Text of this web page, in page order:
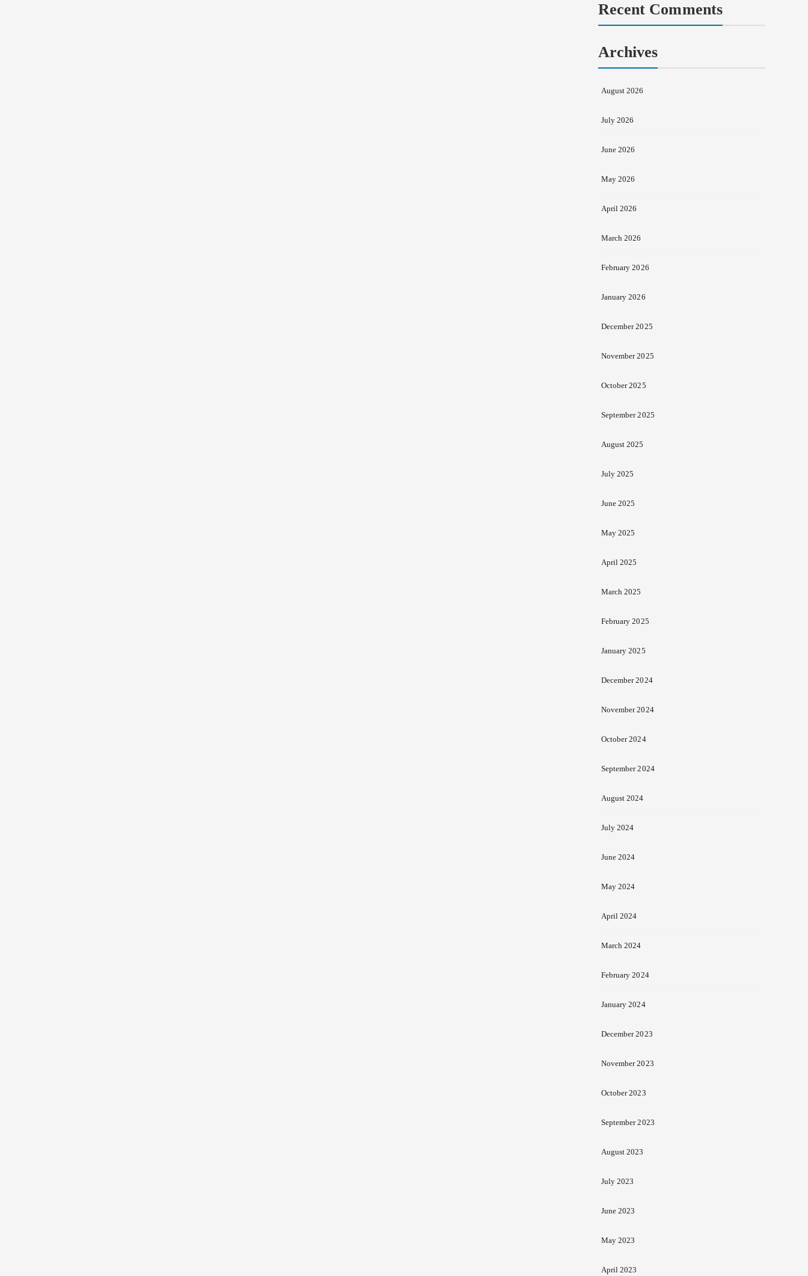
Recent Comments
Archives
August 2026
July 2026
June 2026
May 2026
April 2026
March 2026
February 2026
January 2026
December 2025
November 2025
October 2025
September 2025
August 2025
July 2025
June 2025
May 2025
April 2025
March 2025
February 2025
January 2025
December 2024
November 2024
October 2024
September 2024
August 2024
July 2024
June 2024
May 2024
April 2024
March 2024
February 2024
January 2024
December 2023
November 2023
October 2023
September 2023
August 2023
July 2023
June 2023
May 2023
April 2023